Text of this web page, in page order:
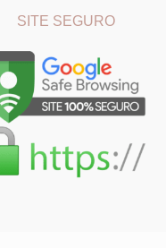
SITE SEGURO